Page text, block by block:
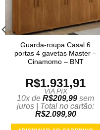
Guarda-roupa Casal 6
portas 4 gavetas Master –
Cinamomo – BNT
R$1.931,91
VIA PIX
10x de R$209,99 sem
juros | Total no cartão:
R$2.099,90